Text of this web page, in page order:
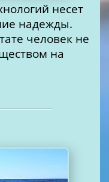
несет
надежды.
человек не
на